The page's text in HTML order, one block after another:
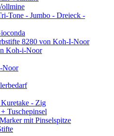
Tone - Jumbo - Dreieck -
8280 von Koh-I-Noor
Koh-i-Noor
Noor
- Zig
Tuschepinsel
mit Pinselspitze